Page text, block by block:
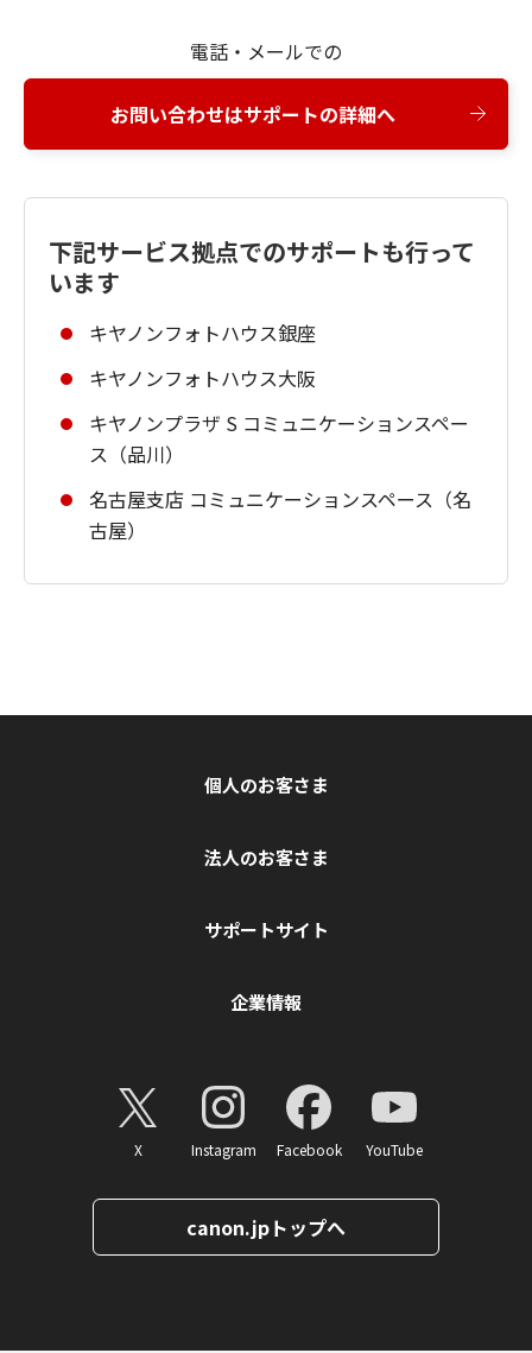
電話・メールでの
お問い合わせはサポートの詳細へ
下記サービス拠点でのサポートも行って
います
キヤノンフォトハウス銀座
キヤノンフォトハウス大阪
キヤノンプラザ S コミュニケーションスペー
ス（品川）
名古屋支店 コミュニケーションスペース（名
古屋）
個人のお客さま
法人のお客さま
サポートサイト
企業情報
X Instagram Facebook YouTube
canon.jpトップへ